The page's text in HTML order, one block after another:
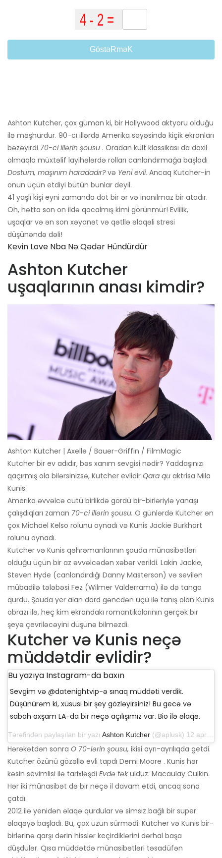
GöstəRməK
Ashton Kutcher, çox güman ki, bir Hollywood aktyoru olduğu
ilə məşhurdur. 90-cı illərdə Amerika sayəsində kiçik ekranları
bəzəyirdi 70-ci illərin şousu . Oradan kült klassikası da daxil
olmaqla müxtəlif layihələrdə rolları canlandırmağa başladı
Dostum, maşınım haradadır?və Yeni evli. Ancaq Kutcher-in
onun üçün etdiyi bütün bunlar deyil.
41 yaşlı kişi eyni zamanda dot bir ər və inanılmaz bir atadır.
Oh, hətta son on ildə qocalmış kimi görünmür! Evlilik,
uşaqlar və ən son xəyanət və qətllə əlaqəli stresi
düşünəndə dəli!
Kevin Love Nba Nə Qədər Hündürdür
Ashton Kutcher
uşaqlarının anası kimdir?
Ashton Kutcher | Axelle / Bauer-Griffin / FilmMagic
Kutcher bir ev adıdır, bəs xanım sevgisi nədir? Yaddaşınızı
qaçırmış ola bilərsinizsə, Kutcher evlidir Qara qu aktrisa Mila
Kunis.
Amerika əvvəlcə cütü birlikdə gördü bir-birləriylə yanaşı
çalışdıqları zaman 70-ci illərin şousu. O günlərdə Kutcher ən
çox Michael Kelso rolunu oynadı və Kunis Jackie Burkhart
rolunu oynadı.
Kutcher və Kunis qəhrəmanlarının şouda münasibətləri
olduğu üçün bir az əvvəlcədən xəbər verildi. Lakin Jackie,
Steven Hyde (canlandırdığı Danny Masterson) və sevilən
mübadilə tələbəsi Fez (Wilmer Valderrama) ilə də tango
qurdu. Şouda yer alan dörd gəncdən üçü ilə tanış olan Kunis
obrazı ilə, heç kim ekrandakı romantikalarının gerçək bir
şeyə çevriləcəyini düşünə bilməzdi.
Kutcher və Kunis neçə
müddətdir evlidir?
Bu yazıya Instagram-da baxın
Sevgim və @datenightvip-ə sınaq müddəti verdik.
Düşünürəm ki, xüsusi bir şey gözləyirsiniz! Bu gecə və
sabah axşam LA-da bir neçə açılışımız var. Bio ilə əlaqə.
Tərəfindən paylaşılan bir yazı Ashton Kutcher (@aplusk) 12 aprel 2019-cu il, saat 14: 50-də PDT
Hərəkətdən sonra O 70-lərin şousu, ikisi ayrı-ayrılıqda getdi.
Kutcher özünü gözəllə evli tapdı Demi Moore . Kunis hər
kəsin sevimlisi ilə tarixləşdi Evdə təkulduz: Macaulay Culkin.
Hər iki münasibət də bir neçə il davam etdi, ancaq sona
çatdı.
2012 ilə yenidən əlaqə qurdular və simsiz bağlı bir super
əlaqəyə başladı. Bu, çox uzun sürmədi: Kutcher və Kunis bir-
birlərinə qarşı dərin hisslər keçirdiklərini dərhal başa
düşdülər. Qısa müddətdə münasibətləri təsadüfən